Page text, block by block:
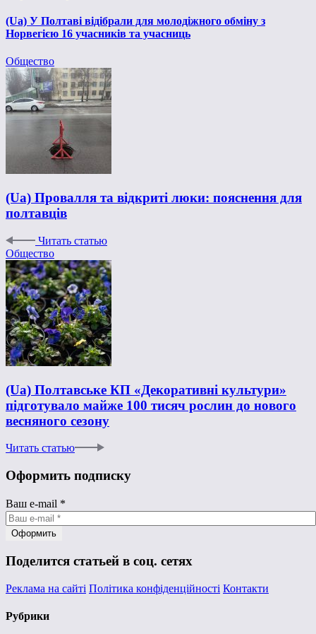
(Ua) У Полтаві відібрали для молодіжного обміну з
Норвегією 16 учасників та учасниць
Общество
(Ua) Провалля та відкриті люки: пояснення для
полтавців
Читать статью
Общество
(Ua) Полтавське КП «Декоративні культури»
підготувало майже 100 тисяч рослин до нового
весняного сезону
Читать статью
Оформить подписку
Ваш e-mail *
Поделится статьей в соц. сетях
Реклама на сайті Політика конфіденційності Контакти
Рубрики